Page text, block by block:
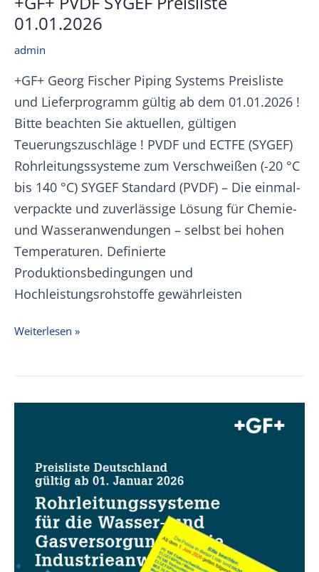
01.01.2026
admin
+GF+ Georg Fischer Piping Systems Preisliste
und Lieferprogramm gültig ab dem 01.01.2026 !
Bitte beachten Sie aktuellen, gültigen
Teuerungszuschläge ! PVDF und ECTFE (SYGEF)
Rohrleitungssysteme zum Verschweißen (-20 °C
bis 140 °C) SYGEF Standard (PVDF) – Die einmal-
verpackte und zuverlässige Lösung für Chemie-
und Wasseranwendungen – selbst bei hohen
Temperaturen. Definierte
Produktionsbedingungen und
Hochleistungsrohstoffe gewährleisten
+GF+
SYGEF
Weiterlesen »